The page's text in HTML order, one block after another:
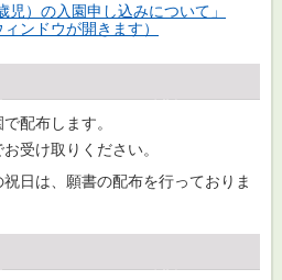
児）の入園申し込みについて」
ンドウが開きます）
配布します。
受け取りください。
日は、願書の配布を行っておりま